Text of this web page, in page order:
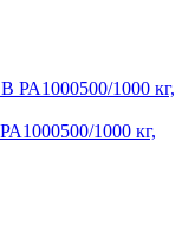
1000 кг,